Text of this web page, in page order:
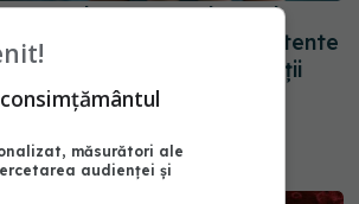
pe termen lung al
19: Simptome persistente
efecte asupra calității vieții
05 aug 2024, 20:19
măsurători ale
audienței și